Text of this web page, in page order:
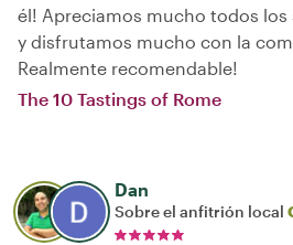
él! Apreciamos mucho todos los
y disfrutamos mucho con la
Realmente recomendable!
The 10 Tastings of Rome
Dan
Sobre el anfitrión local